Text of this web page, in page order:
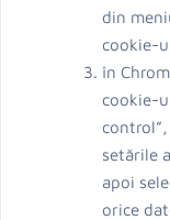
din
cookie-
în
cookie-
setările
apoi
orice